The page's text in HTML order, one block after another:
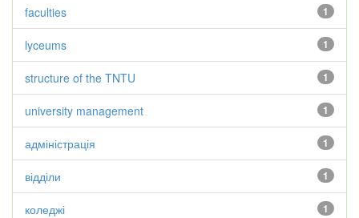
1
faculties
1
lyceums
1
structure of the TNTU
1
university management
1
адміністрація
1
відділи
1
коледжі